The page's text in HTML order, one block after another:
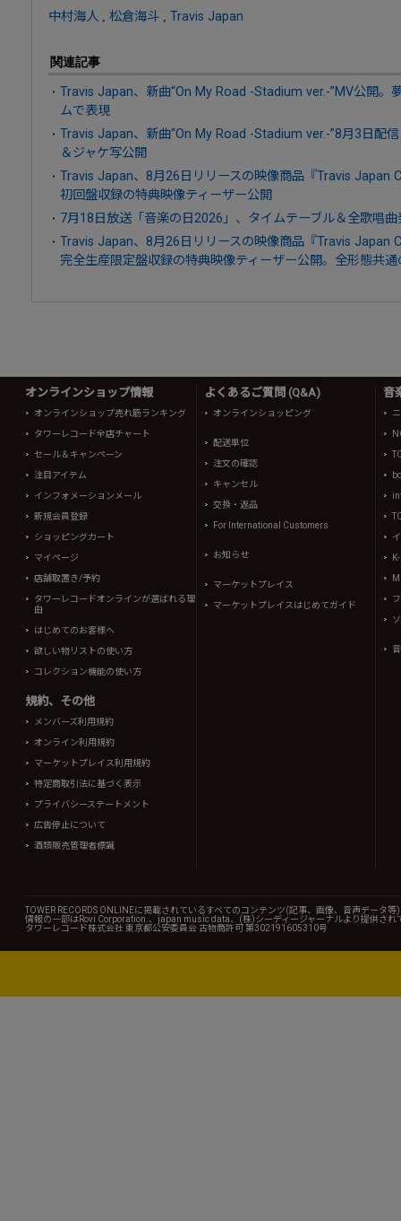
中村海人 松倉海斗 Travis Japan
関連記事
Travis Japan、新曲“On My Road -Stadium ver.-”MV公開。
ムで表現
Travis Japan、新曲“On My Road -Stadium ver.-”8月3日配
＆ジャケ写公開
Travis Japan、8月26日リリースの映像商品『Travis Japan
初回盤収録の特典映像ティーザー公開
7月18日放送「音楽の日2026」、タイムテーブル＆全歌唱曲
Travis Japan、8月26日リリースの映像商品『Travis Japan
完全生産限定盤収録の特典映像ティーザー公開。全形態共
オンラインショップ情報
オンラインショップ売れ筋ランキング
タワーレコード全店チャート
セール＆キャンペーン
注目アイテム
インフォメーションメール
新規会員登録
ショッピングカート
マイページ
店舗取置き/予約
タワーレコードオンラインが選ばれる理
由
はじめてのお客様へ
欲しい物リストの使い方
コレクション機能の使い方
規約、その他
メンバーズ利用規約
オンライン利用規約
マーケットプレイス利用規約
特定商取引法に基づく表示
プライバシーステートメント
広告停止について
酒類販売管理者標識
よくあるご質問 (Q&A)
オンラインショッピング
配送単位
注文の確認
キャンセル
交換・返品
For International Customers
お知らせ
マーケットプレイス
マーケットプレイスはじめてガイド
音
TOWER RECORDS ONLINEに掲載されているすべてのコンテンツ(記事、画像、音声データ
情報の一部はRovi Corporation.、japan music data、(株)シーディージャーナルより提供され
タワーレコード株式会社 東京都公安委員会 古物商許可 第302191605310号